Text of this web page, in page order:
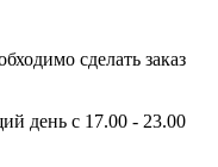
сделать заказ
день с 17.00 - 23.00